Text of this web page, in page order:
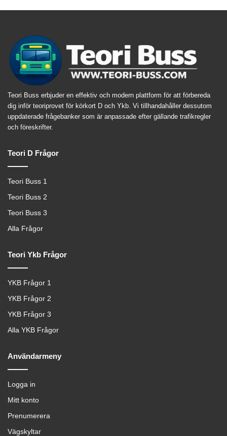
Teori Buss erbjuder en effektiv och modern plattform för att förbereda
dig inför teoriprovet för körkort D och Ykb. Vi tillhandahåller dessutom
uppdaterade frågebanker som är anpassade efter gällande trafikregler
och föreskrifter.
Teori D Frågor
Teori Buss 1
Teori Buss 2
Teori Buss 3
Alla Frågor
Teori Ykb Frågor
YKB Frågor 1
YKB Frågor 2
YKB Frågor 3
Alla YKB Frågor
Användarmeny
Logga in
Mitt konto
Prenumerera
Vägskyltar